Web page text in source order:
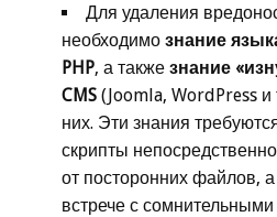
Для удаления
необходимо знание
PHP, а также знание
CMS (Joomla, WordPress
них. Эти знания
скрипты
от посторонних файлов,
встрече с